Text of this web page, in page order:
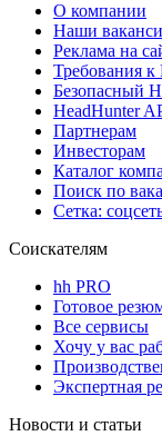
О компании
Наши
Реклама на
Требования
Безопасный
HeadHunter
Партнерам
Инвесторам
Каталог
Поиск по
Сетка:
Соискателям
hh PRO
Готовое
Все сервисы
Хочу у вас
Экспертная
Новости и статьи